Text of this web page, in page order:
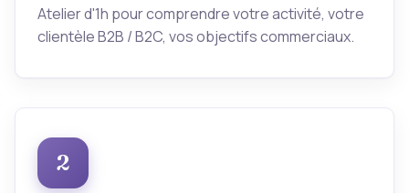
Atelier d'1h pour comprendre votre activité, votre
clientèle B2B / B2C, vos objectifs commerciaux.
2